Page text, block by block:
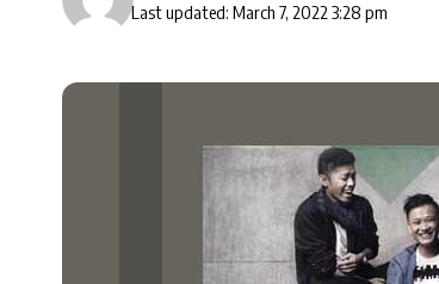
Last updated: March 7, 2022 3:28 pm